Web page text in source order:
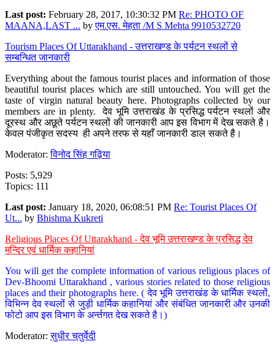
Last post: February 28, 2017, 10:30:32 PM Re: PHOTO OF
MAANA,LAST ... byएम.एस. मेहता /M S Mehta 9910532720
Tourism Places Of Uttarakhand - उत्तराखण्ड के पर्यटन स्थलों से
सम्बन्धित जानकारी
Everything about the famous tourist places and information of those
beautiful tourist places which are still untouched. You will get the
taste of virgin natural beauty here. Photographs collected by our
members are in plenty. देव भूमि उत्तराखंड के प्रसिद्ध पर्यटन स्थलों और
दूरस्थ और अछूते पर्यटन स्थलों की जानकारी आप इस विभाग में देख सकते है।
केवल पंजीकृत सदस्य ही अपने तरफ से यहाँ जानकारी डाल सकते है।
Moderator:विनोद सिंह गढ़िया
Posts: 5,929
Topics: 111
Last post: January 18, 2020, 06:08:51 PM Re: Tourist Places Of
Ut... by Bhishma Kukreti
Religious Places Of Uttarakhand - देव भूमि उत्तराखण्ड के प्रसिद्ध देव
मन्दिर एवं धार्मिक कहानियां
You will get the complete information of various religious places of
Dev-Bhoomi Uttarakhand , various stories related to those religious
places and their photographs here. ( देव भूमि उत्तराखंड के धार्मिक स्थलों,
विभिन्न देव स्थलों से जुड़ी धार्मिक कहानियां और संबंधित जानकारी और उनकी
फोटो आप इस विभाग के अर्न्तगत देख सकते है।)
Moderator:सुधीर चतुर्वेदी